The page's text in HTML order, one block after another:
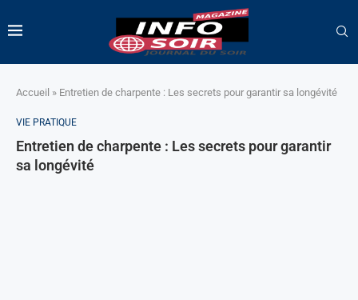
Accueil » Entretien de charpente : Les secrets pour garantir sa longévité
VIE PRATIQUE
Entretien de charpente : Les secrets pour garantir
sa longévité